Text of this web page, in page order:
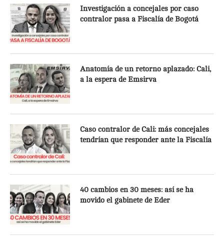
Investigación a concejales por caso
contralor pasa a Fiscalía de Bogotá
Anatomía de un retorno aplazado: Cali,
a la espera de Emsirva
Caso contralor de Cali: más concejales
tendrían que responder ante la Fiscalía
40 cambios en 30 meses: así se ha
movido el gabinete de Eder